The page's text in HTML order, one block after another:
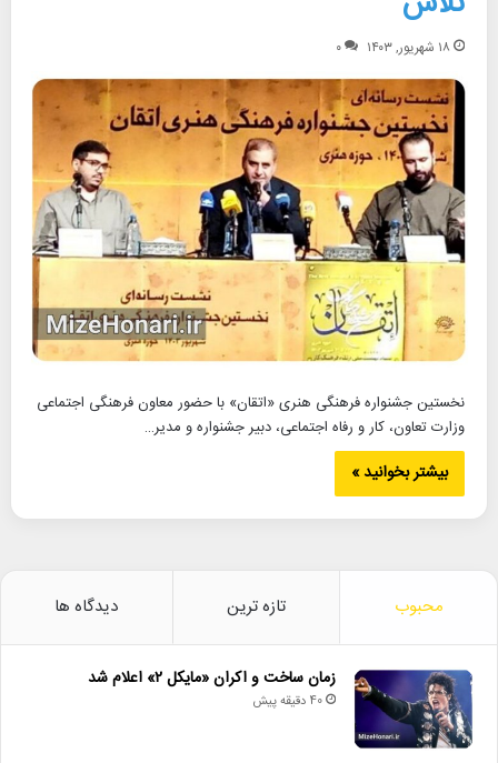
۱۸ شهریور, ۱۴۰۳ ۰
نخستین جشنواره فرهنگی هنری «اتقان» با حضور معاون فرهنگی اجتماعی
وزارت تعاون، کار و رفاه اجتماعی، دبیر جشنواره و مدیر…
بیشتر بخوانید »
محبوب تازه ترین دیدگاه ها
زمان ساخت و اکران «مایکل ۲» اعلام شد
40 دقیقه پیش